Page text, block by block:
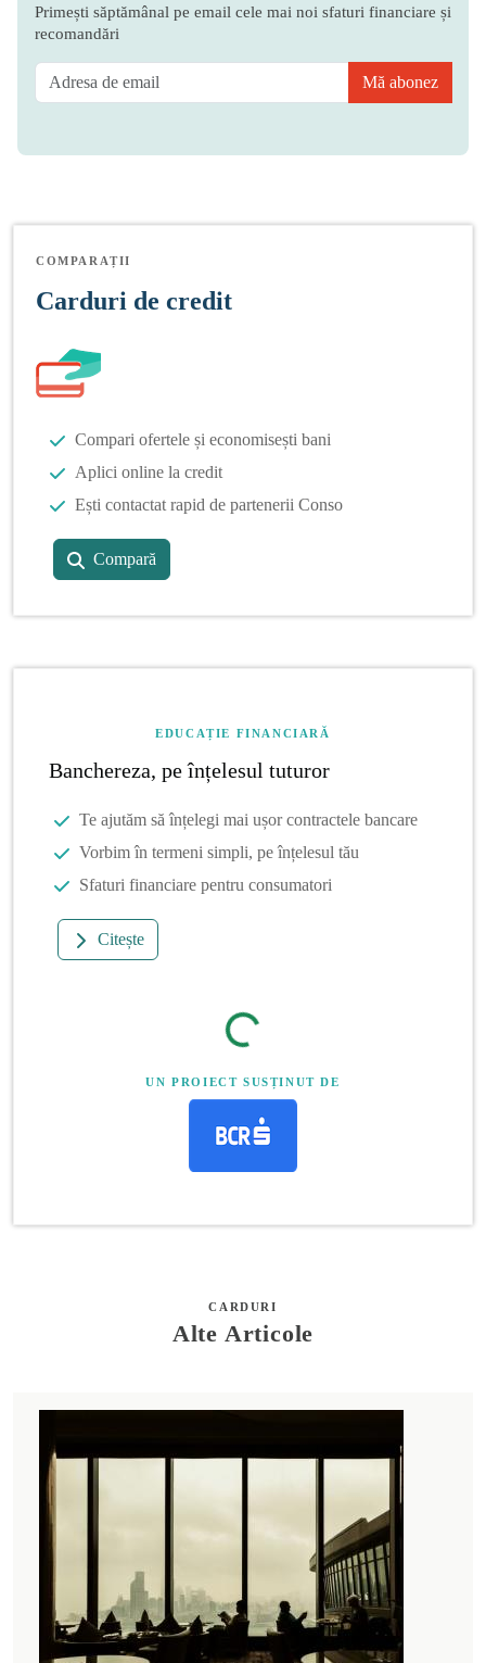
Primești săptămânal pe email cele mai noi sfaturi financiare și
recomandări
Mă abonez
COMPARAȚII
Carduri de credit
Compari ofertele și economisești bani
Aplici online la credit
Ești contactat rapid de partenerii Conso
Compară
EDUCAȚIE FINANCIARĂ
Banchereza, pe înțelesul tuturor
Te ajutăm să înțelegi mai ușor contractele bancare
Vorbim în termeni simpli, pe înțelesul tău
Sfaturi financiare pentru consumatori
Citește
UN PROIECT SUSȚINUT DE
CARDURI
Alte Articole